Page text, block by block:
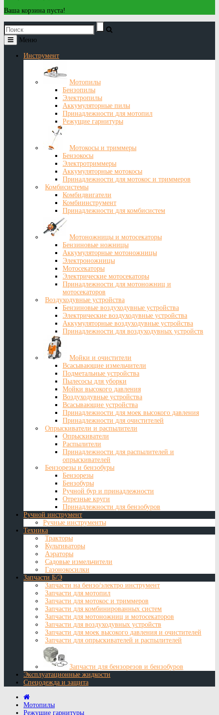
Ваша корзина пуста!
Меню
Инструмент
Мотопилы
Бензопилы
Электропилы
Аккумуляторные пилы
Принадлежности для мотопил
Режущие гарнитуры
Мотокосы и триммеры
Бензокосы
Электротриммеры
Аккумуляторные мотокосы
Принадлежности для мотокос и триммеров
Комбисистемы
Комбидвигатели
Комбиинструмент
Принадлежности для комбисистем
Мотоножницы и мотосекаторы
Бензиновые ножницы
Аккумуляторные мотоножницы
Электроножницы
Мотосекаторы
Электрические мотосекаторы
Принадлежности для мотоножниц и
мотосекаторов
Воздуходувные устройства
Бензиновые воздуходувные устройства
Электрические воздуходувные устройства
Аккумуляторные воздуходувные устройства
Принадлежности для воздуходувных устройств
Мойки и очистители
Всасывающие измельчители
Подметальные устройства
Пылесосы для уборки
Мойки высокого давления
Воздуходувные устройства
Всасывающие устройства
Принадлежности для моек высокого давления
Принадлежности для очистителей
Опрыскиватели и распылители
Опрыскиватели
Распылители
Принадлежности для распылителей и
опрыскивателей
Бензорезы и бензобуры
Бензорезы
Бензобуры
Ручной бур и принадлежности
Отрезные круги
Принадлежности для бензобуров
Ручной инструмент
Ручные инструменты
Техника
Тракторы
Культиваторы
Аэраторы
Садовые измельчители
Газонокосилки
Запчасти Б/Э
Запчасти на бензо/электро инструмент
Запчасти для мотопил
Запчасти для мотокос и триммеров
Запчасти для комбинированных систем
Запчасти для мотоножниц и мотосекаторов
Запчасти для воздуходувных устройств
Запчасти для моек высокого давления и очистителей
Запчасти для опрыскивателей и распылителей
Запчасти для бензорезов и бензобуров
Эксплуатационные жидкости
Спецодежда и защита
Мотопилы
Режущие гарнитуры